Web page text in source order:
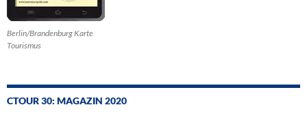
Berlin/Brandenburg Karte
Tourismus
CTOUR 30: MAGAZIN 2020